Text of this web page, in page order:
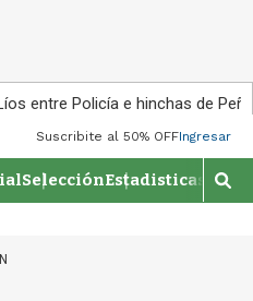
entre Policía e hinchas de
Suscribite al 50% OFFIngresar
SelecciónEstadisticas
M
o